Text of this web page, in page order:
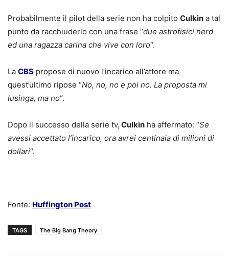
Probabilmente il pilot della serie non ha colpito Culkin a tal
punto da racchiuderlo con una frase “due astrofisici nerd
ed una ragazza carina che vive con loro“.
La CBS propose di nuovo l’incarico all’attore ma
quest’ultimo ripose “No, no, no e poi no. La proposta mi
lusinga, ma no“.
Dopo il successo della serie tv, Culkin ha affermato: “Se
avessi accettato l’incarico, ora avrei centinaia di milioni di
dollari“.
Fonte: Huffington Post
TAGS The Big Bang Theory